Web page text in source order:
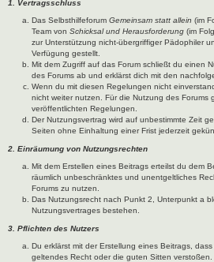
1. Vertragsschluss
Das Selbsthilfeforum Gemeinsam statt allein (im
Team von Schicksal und Herausforderung (im
zur Unterstützung nicht-übergriffiger Pädophiler
Verfügung gestellt.
Mit dem Zugriff auf das Forum schließt du einen
des Forums ab und erklärst dich mit den
Wenn du mit diesen Regelungen nicht
nicht weiter nutzen. Für die Nutzung des Forums
veröffentlichten Regelungen.
Der Nutzungsvertrag wird auf unbestimmte Zeit
Seiten ohne Einhaltung einer Frist jederzeit
2. Einräumung von Nutzungsrechten
Mit dem Erstellen eines Beitrags erteilst du dem
räumlich unbeschränktes und unentgeltliches
Forums zu nutzen.
Das Nutzungsrecht nach Punkt 2, Unterpunkt a
Nutzungsvertrages bestehen.
3. Pflichten des Nutzers
Du erklärst mit der Erstellung eines Beitrags,
geltendes Recht oder die guten Sitten